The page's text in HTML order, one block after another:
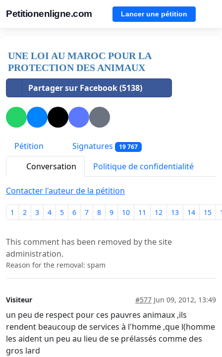
Petitionenligne.com Lancer une pétition
UNE LOI AU MAROC POUR LA
PROTECTION DES ANIMAUX
Partager sur Facebook (5138)
Pétition Signatures 19 767
Conversation Politique de confidentialité
Contacter l'auteur de la pétition
1 2 3 4 5 6 7 8 9 10 11 12 13 14 15
This comment has been removed by the site
administration.
Reason for the removal: spam
Visiteur #577 Jun 09, 2012, 13:49
un peu de respect pour ces pauvres animaux ,ils
rendent beaucoup de services à l'homme ,que l(homme
les aident un peu au lieu de se prélassés comme des
gros lard